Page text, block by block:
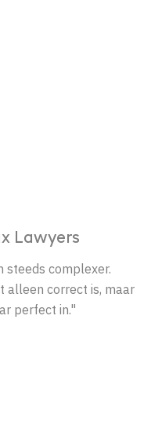
Lawyers
steeds complexer.
alleen correct is, maar
perfect in."